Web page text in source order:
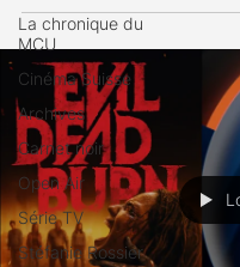
La chronique du
MCU
Cinéma Suisse
Archives
Carnet noir
Open Air
Série TV
Stéfanie Rossier